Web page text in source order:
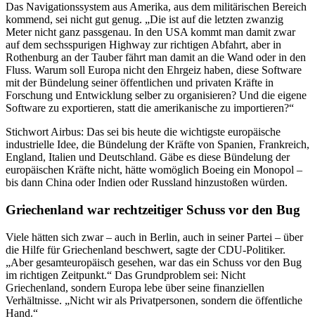
Das Navigationssystem aus Amerika, aus dem militärischen Bereich
kommend, sei nicht gut genug. „Die ist auf die letzten zwanzig
Meter nicht ganz passgenau. In den USA kommt man damit zwar
auf dem sechsspurigen Highway zur richtigen Abfahrt, aber in
Rothenburg an der Tauber fährt man damit an die Wand oder in den
Fluss. Warum soll Europa nicht den Ehrgeiz haben, diese Software
mit der Bündelung seiner öffentlichen und privaten Kräfte in
Forschung und Entwicklung selber zu organisieren? Und die eigene
Software zu exportieren, statt die amerikanische zu importieren?“
Stichwort Airbus: Das sei bis heute die wichtigste europäische
industrielle Idee, die Bündelung der Kräfte von Spanien, Frankreich,
England, Italien und Deutschland. Gäbe es diese Bündelung der
europäischen Kräfte nicht, hätte womöglich Boeing ein Monopol –
bis dann China oder Indien oder Russland hinzustoßen würden.
Griechenland war rechtzeitiger Schuss vor den Bug
Viele hätten sich zwar – auch in Berlin, auch in seiner Partei – über
die Hilfe für Griechenland beschwert, sagte der CDU-Politiker.
„Aber gesamteuropäisch gesehen, war das ein Schuss vor den Bug
im richtigen Zeitpunkt.“ Das Grundproblem sei: Nicht
Griechenland, sondern Europa lebe über seine finanziellen
Verhältnisse. „Nicht wir als Privatpersonen, sondern die öffentliche
Hand.“